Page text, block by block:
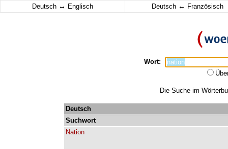
Deutsch ↔ Englisch Deutsch ↔ Französisch
Wort:
Die Suche im
Deutsch
Suchwort
Nation